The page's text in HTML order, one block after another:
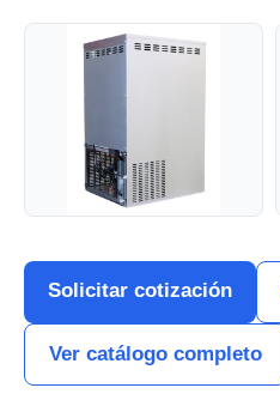
Solicitar cotización
Ver catálogo completo